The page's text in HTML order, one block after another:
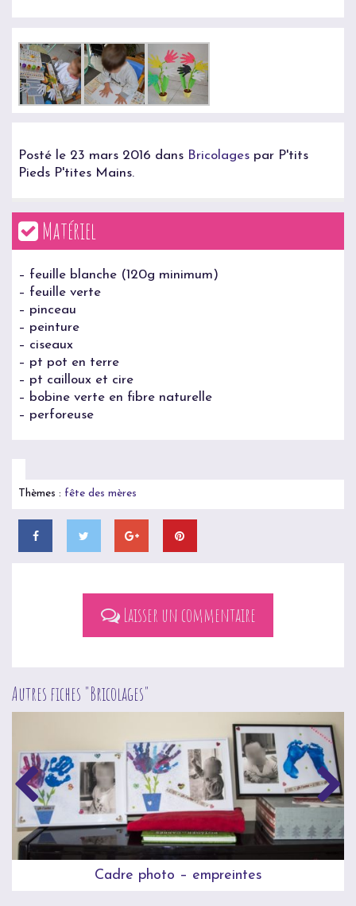
Posté le 23 mars 2016 dans Bricolages par P'tits
Pieds P'tites Mains.
Matériel
– feuille blanche (120g minimum)
– feuille verte
– pinceau
– peinture
– ciseaux
– pt pot en terre
– pt cailloux et cire
– bobine verte en fibre naturelle
– perforeuse
Thèmes : fête des mères
Laisser un commentaire
Autres fiches "Bricolages"
Cadre photo – empreintes